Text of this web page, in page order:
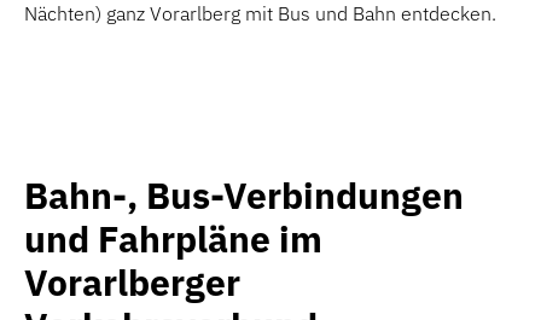
Nächten) ganz Vorarlberg mit Bus und Bahn entdecken.
Bahn-, Bus-Verbindungen
und Fahrpläne im
Vorarlberger